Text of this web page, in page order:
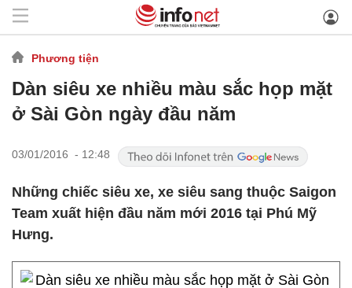
Phương tiện
Dàn siêu xe nhiều màu sắc họp mặt
ở Sài Gòn ngày đầu năm
03/01/2016 - 12:48
Những chiếc siêu xe, xe siêu sang thuộc Saigon
Team xuất hiện đầu năm mới 2016 tại Phú Mỹ
Hưng.